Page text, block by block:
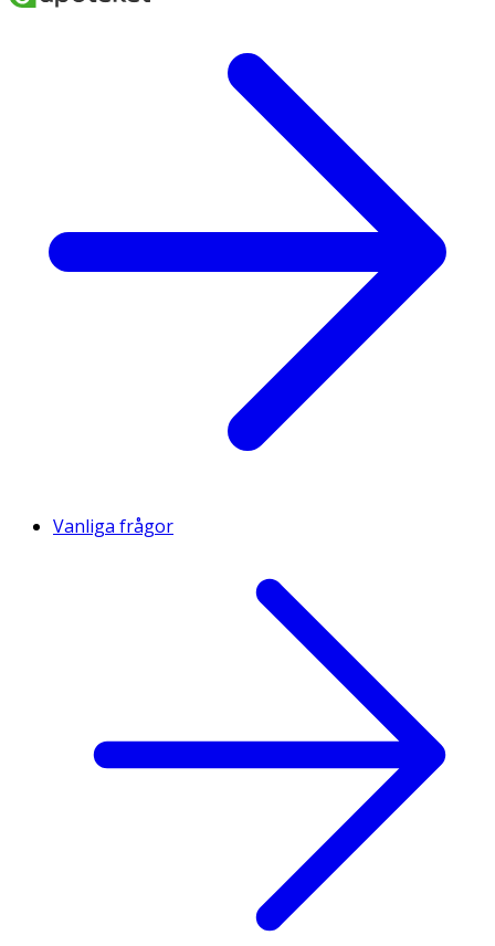
Vanliga frågor